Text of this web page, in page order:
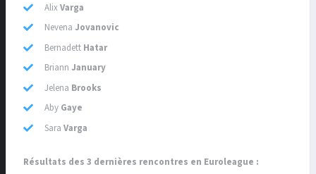
AlixVarga
Nevena Jovanovic
Bernadett Hatar
Briann January
Jelena Brooks
Aby Gaye
Sara Varga
Résultats des 3 dernières rencontres en Euroleague :